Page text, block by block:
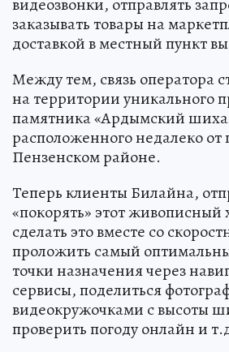
видеозвонки, отправлять
заказывать товары на
доставкой в местный пункт
Между тем, связь оператора
на территории уникального
памятника «Ардымский
расположенного недалеко от
Пензенском районе.
Теперь клиенты Билайна,
«покорять» этот живописный
сделать это вместе со
проложить самый
точки назначения через
сервисы, поделиться
видеокружочками с высоты
проверить погоду онлайн и